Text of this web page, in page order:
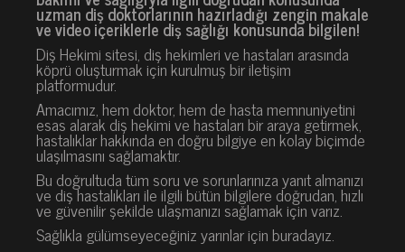
uzman diş doktorlarının hazırladığı zengin makale
ve video içeriklerle diş sağlığı konusunda bilgilen!
Diş Hekimi sitesi, diş hekimleri ve hastaları arasında
köprü oluşturmak için kurulmuş bir iletişim
platformudur.
Amacımız, hem doktor, hem de hasta memnuniyetini
esas alarak diş hekimi ve hastaları bir araya getirmek,
hastalıklar hakkında en doğru bilgiye en kolay biçimde
ulaşılmasını sağlamaktır.
Bu doğrultuda tüm soru ve sorunlarınıza yanıt almanızı
ve diş hastalıkları ile ilgili bütün bilgilere doğrudan, hızlı
ve güvenilir şekilde ulaşmanızı sağlamak için varız.
Sağlıkla gülümseyeceğiniz yarınlar için buradayız.